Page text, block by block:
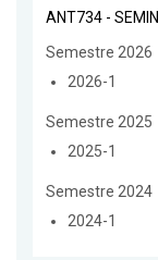
ANT734 -
Semestre 2026
2026-1
Semestre 2025
2025-1
Semestre 2024
2024-1